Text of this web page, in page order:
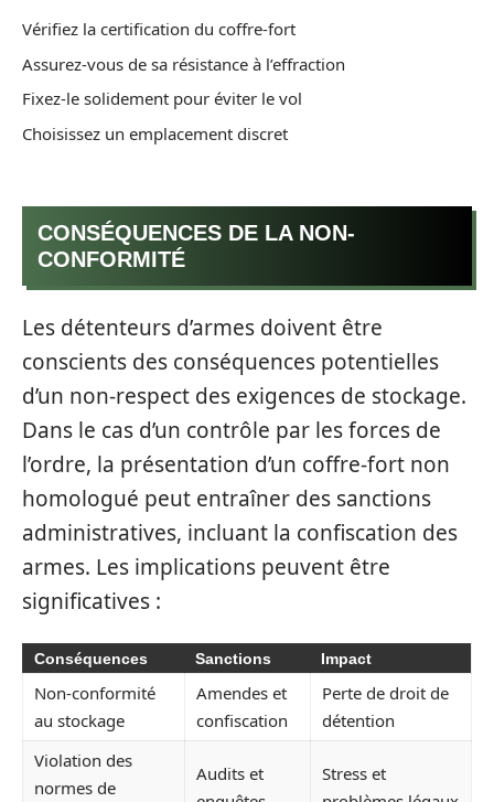
Vérifiez la certification du coffre-fort
Assurez-vous de sa résistance à l’effraction
Fixez-le solidement pour éviter le vol
Choisissez un emplacement discret
CONSÉQUENCES DE LA NON-
CONFORMITÉ
Les détenteurs d’armes doivent être
conscients des conséquences potentielles
d’un non-respect des exigences de stockage.
Dans le cas d’un contrôle par les forces de
l’ordre, la présentation d’un coffre-fort non
homologué peut entraîner des sanctions
administratives, incluant la confiscation des
armes. Les implications peuvent être
significatives :
Conséquences Sanctions Impact
Non-conformité
au stockage
Amendes et
confiscation
Perte de droit de
détention
Violation des
normes de
Audits et
Stress et